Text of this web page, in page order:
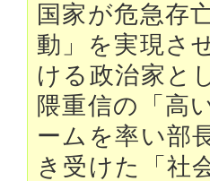
国家が危急存
動」を実現さ
ける政治家と
隈重信の「高
ームを率い部
き受けた「社